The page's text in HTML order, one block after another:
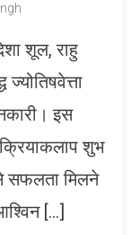
शूल, राहु
इस
शुभ
सफलता मिलने
[…]